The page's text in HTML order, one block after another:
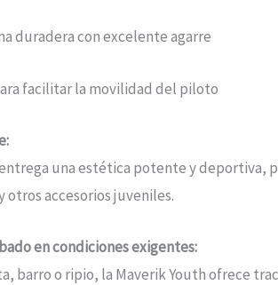
duradera con excelente agarre
facilitar la movilidad del piloto
una estética potente y deportiva,
otros accesorios juveniles.
en condiciones exigentes:
barro o ripio, la Maverik Youth ofrece